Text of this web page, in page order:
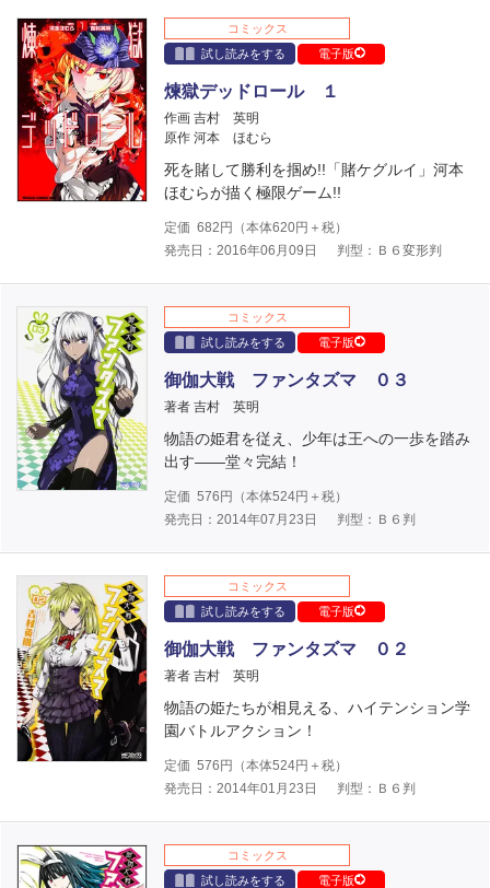
コミックス
試し読みをする
電子版
煉獄デッドロール １
作画 吉村 英明
原作 河本 ほむら
死を賭して勝利を掴め!!「賭ケグルイ」河本
ほむらが描く極限ゲーム!!
定価 682 円（本体620円＋税）
発売日：2016年06月09日
判型：Ｂ６変形判
コミックス
試し読みをする
電子版
御伽大戦 ファンタズマ ０３
著者 吉村 英明
物語の姫君を従え、少年は王への一歩を踏み
出す――堂々完結！
定価 576 円（本体524円＋税）
発売日：2014年07月23日
判型：Ｂ６判
コミックス
試し読みをする
電子版
御伽大戦 ファンタズマ ０２
著者 吉村 英明
物語の姫たちが相見える、ハイテンション学
園バトルアクション！
定価 576 円（本体524円＋税）
発売日：2014年01月23日
判型：Ｂ６判
コミックス
試し読みをする
電子版